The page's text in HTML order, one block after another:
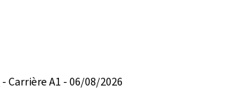
- Carrière A1 - 06/08/2026